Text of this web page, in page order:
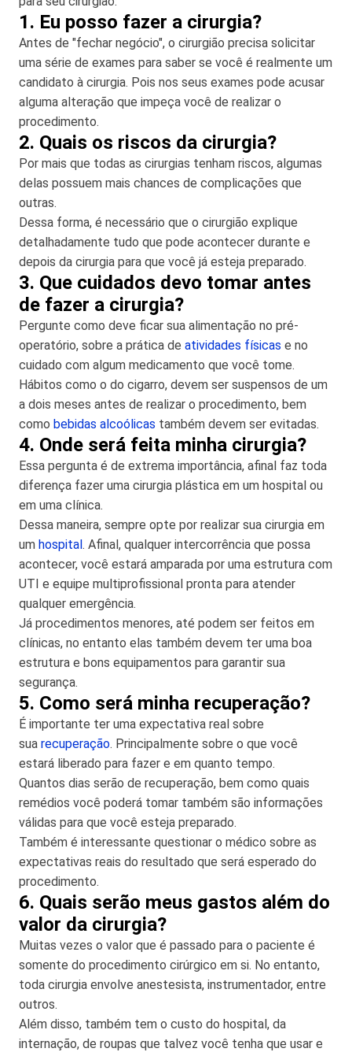
1. Eu posso fazer a cirurgia?
Antes de "fechar negócio", o cirurgião precisa solicitar
uma série de exames para saber se você é realmente um
candidato à cirurgia. Pois nos seus exames pode acusar
alguma alteração que impeça você de realizar o
procedimento.
2. Quais os riscos da cirurgia?
Por mais que todas as cirurgias tenham riscos, algumas
delas possuem mais chances de complicações que
outras.
Dessa forma, é necessário que o cirurgião explique
detalhadamente tudo que pode acontecer durante e
depois da cirurgia para que você já esteja preparado.
3. Que cuidados devo tomar antes
de fazer a cirurgia?
Pergunte como deve ficar sua alimentação no pré-
operatório, sobre a prática de atividades físicas e no
cuidado com algum medicamento que você tome.
Hábitos como o do cigarro, devem ser suspensos de um
a dois meses antes de realizar o procedimento, bem
como bebidas alcoólicas também devem ser evitadas.
4. Onde será feita minha cirurgia?
Essa pergunta é de extrema importância, afinal faz toda
diferença fazer uma cirurgia plástica em um hospital ou
em uma clínica.
Dessa maneira, sempre opte por realizar sua cirurgia em
um hospital. Afinal, qualquer intercorrência que possa
acontecer, você estará amparada por uma estrutura com
UTI e equipe multiprofissional pronta para atender
qualquer emergência.
Já procedimentos menores, até podem ser feitos em
clínicas, no entanto elas também devem ter uma boa
estrutura e bons equipamentos para garantir sua
segurança.
5. Como será minha recuperação?
É importante ter uma expectativa real sobre
sua recuperação. Principalmente sobre o que você
estará liberado para fazer e em quanto tempo.
Quantos dias serão de recuperação, bem como quais
remédios você poderá tomar também são informações
válidas para que você esteja preparado.
Também é interessante questionar o médico sobre as
expectativas reais do resultado que será esperado do
procedimento.
6. Quais serão meus gastos além do
valor da cirurgia?
Muitas vezes o valor que é passado para o paciente é
somente do procedimento cirúrgico em si. No entanto,
toda cirurgia envolve anestesista, instrumentador, entre
outros.
Além disso, também tem o custo do hospital, da
internação, de roupas que talvez você tenha que usar e